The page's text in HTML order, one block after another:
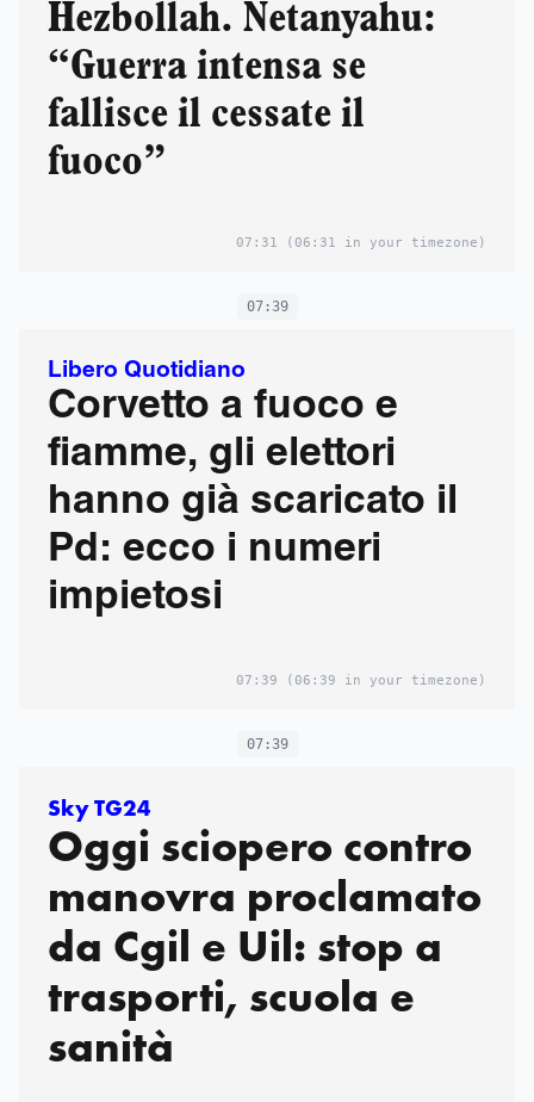
Hezbollah. Netanyahu:
“Guerra intensa se
fallisce il cessate il
fuoco”
07:31 (06:31 in your timezone)
07:39
Libero Quotidiano
Corvetto a fuoco e
fiamme, gli elettori
hanno già scaricato il
Pd: ecco i numeri
impietosi
07:39 (06:39 in your timezone)
07:39
Sky TG24
Oggi sciopero contro
manovra proclamato
da Cgil e Uil: stop a
trasporti, scuola e
sanità